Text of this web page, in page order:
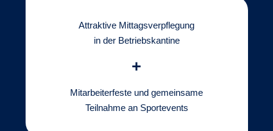
Attraktive Mittagsverpflegung
in der Betriebskantine
+
Mitarbeiterfeste und gemeinsame
Teilnahme an Sportevents